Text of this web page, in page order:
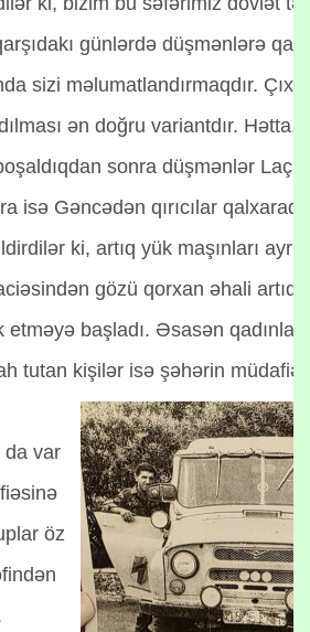
günlərdə düşmənlərə
sizi məlumatlandırmaqdır.
ən doğru variantdır.
sonra düşmənlər
isə Gəncədən qırıcılar
ki, artıq yük maşınları
gözü qorxan əhali
başladı. Əsasən
tutan kişilər isə şəhərin
da var
öz